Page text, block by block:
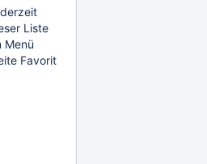
Liste
Menü
Favorit